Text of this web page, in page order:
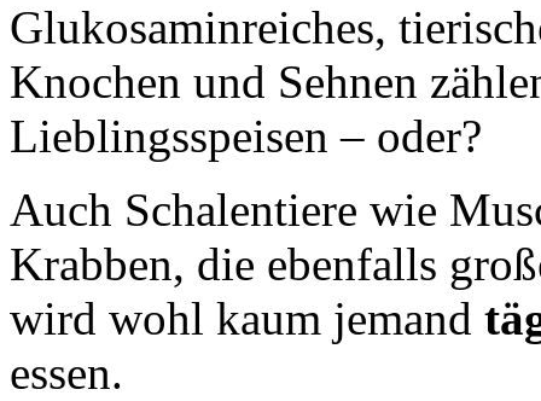
Glukosaminreiches,
Knochen und Sehnen
Lieblingsspeisen – oder?
Auch Schalentiere wie
Krabben, die ebenfalls
wird wohl kaum jemand
essen.